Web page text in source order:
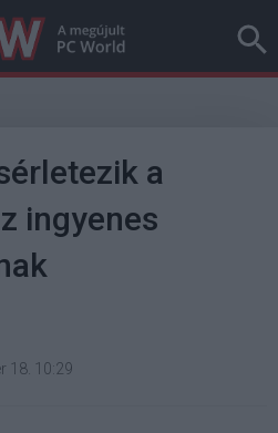
a
ingyenes
18. 10:29